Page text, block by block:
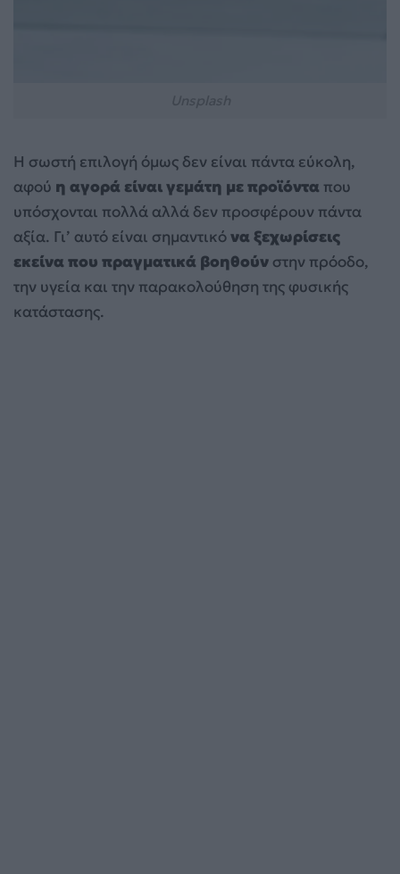
Η σωστή επιλογή όμως δεν είναι πάντα εύκολη,
αφού η αγορά είναι γεμάτη με προϊόντα που
υπόσχονται πολλά αλλά δεν προσφέρουν πάντα
αξία. Γι’ αυτό είναι σημαντικόνα ξεχωρίσεις
εκείνα που πραγματικά βοηθούν στην πρόοδο,
την υγεία και την παρακολούθηση της φυσικής
κατάστασης.